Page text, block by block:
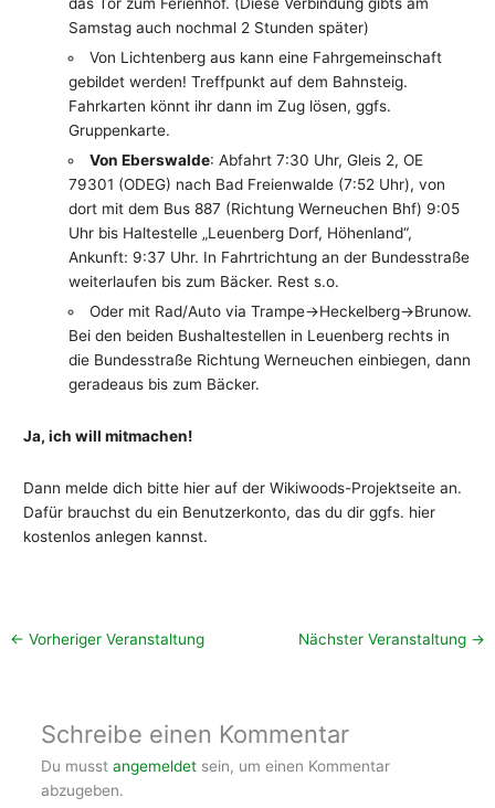
das Tor zum Ferienhof. (Diese Verbindung gibts am
Samstag auch nochmal 2 Stunden später)
Von Lichtenberg aus kann eine Fahrgemeinschaft
gebildet werden! Treffpunkt auf dem Bahnsteig.
Fahrkarten könnt ihr dann im Zug lösen, ggfs.
Gruppenkarte.
Von Eberswalde: Abfahrt 7:30 Uhr, Gleis 2, OE
79301 (ODEG) nach Bad Freienwalde (7:52 Uhr), von
dort mit dem Bus 887 (Richtung Werneuchen Bhf) 9:05
Uhr bis Haltestelle „Leuenberg Dorf, Höhenland“,
Ankunft: 9:37 Uhr. In Fahrtrichtung an der Bundesstraße
weiterlaufen bis zum Bäcker. Rest s.o.
Oder mit Rad/Auto via Trampe->Heckelberg->Brunow.
Bei den beiden Bushaltestellen in Leuenberg rechts in
die Bundesstraße Richtung Werneuchen einbiegen, dann
geradeaus bis zum Bäcker.
Ja, ich will mitmachen!
Dann melde dich bitte hier auf der Wikiwoods-Projektseite an.
Dafür brauchst du ein Benutzerkonto, das du dir ggfs. hier
kostenlos anlegen kannst.
← Vorheriger Veranstaltung Nächster Veranstaltung →
Schreibe einen Kommentar
Du musst angemeldetsein, um einen Kommentar
abzugeben.